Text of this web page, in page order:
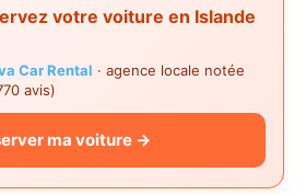
votre voiture en Islande
Car Rental · agence locale notée
avis)
ma voiture →